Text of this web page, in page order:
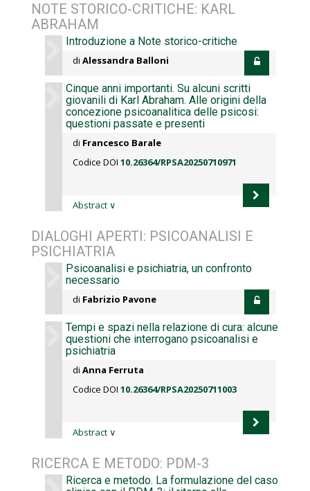
NOTE STORICO-CRITICHE: KARL
ABRAHAM
Introduzione a Note storico-critiche
di Alessandra Balloni
Cinque anni importanti. Su alcuni scritti
giovanili di Karl Abraham. Alle origini della
concezione psicoanalitica delle psicosi:
questioni passate e presenti
di Francesco Barale
Codice DOI 10.26364/RPSA20250710971
Abstract ∨
DIALOGHI APERTI: PSICOANALISI E
PSICHIATRIA
Psicoanalisi e psichiatria, un confronto
necessario
di Fabrizio Pavone
Tempi e spazi nella relazione di cura: alcune
questioni che interrogano psicoanalisi e
psichiatria
di Anna Ferruta
Codice DOI 10.26364/RPSA20250711003
Abstract ∨
RICERCA E METODO: PDM-3
Ricerca e metodo. La formulazione del caso